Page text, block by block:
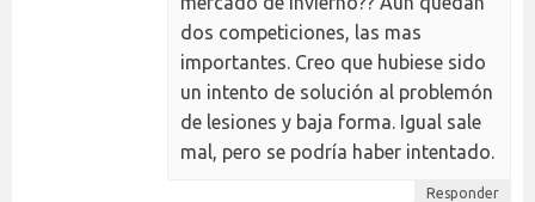
dos competiciones, las mas
importantes. Creo que hubiese sido
un intento de solución al problemón
de lesiones y baja forma. Igual sale
mal, pero se podría haber intentado.
Responder